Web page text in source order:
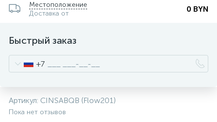
Местоположение
Доставка от
0 BYN
Быстрый заказ
+7
Артикул: CINSABQB (Flow201)
Пока нет отзывов